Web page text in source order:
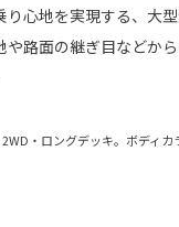
り心地を実現する、大
や路面の継ぎ目などか
・ロングデッキ。ボディカ